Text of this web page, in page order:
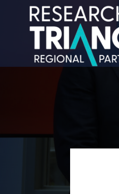
Salta al contenuto